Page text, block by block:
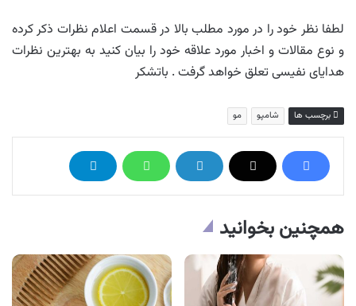
لطفا نظر خود را در مورد مطلب بالا در قسمت اعلام نظرات ذکر کرده
و نوع مقالات و اخبار مورد علاقه خود را بیان کنید به بهترین نظرات
هدایای نفیسی تعلق خواهد گرفت . باتشکر
برچسب ها شامپو مو
همچنین بخوانید